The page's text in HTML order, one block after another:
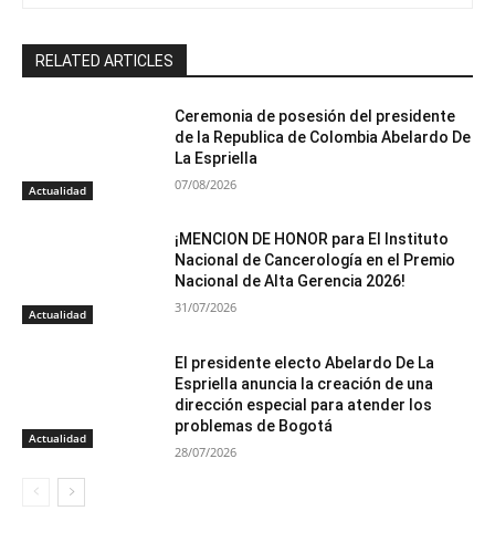
RELATED ARTICLES
Actualidad
Ceremonia de posesión del presidente
de la Republica de Colombia Abelardo De
La Espriella
07/08/2026
Actualidad
¡MENCION DE HONOR para El Instituto
Nacional de Cancerología en el Premio
Nacional de Alta Gerencia 2026!
31/07/2026
Actualidad
El presidente electo Abelardo De La
Espriella anuncia la creación de una
dirección especial para atender los
problemas de Bogotá
28/07/2026